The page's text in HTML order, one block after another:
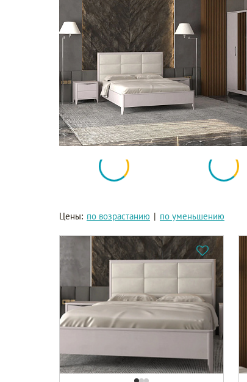
Цены: по возрастанию | по уменьшению